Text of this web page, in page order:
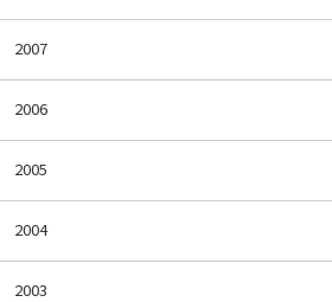
2007
2006
2005
2004
2003